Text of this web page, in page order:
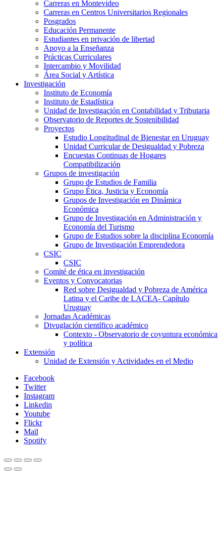
Carreras en Montevideo
Carreras en Centros Universitarios Regionales
Posgrados
Educación Permanente
Estudiantes en privación de libertad
Apoyo a la Enseñanza
Prácticas Curriculares
Intercambio y Movilidad
Área Social y Artística
Investigación
Instituto de Economía
Instituto de Estadística
Unidad de Investigación en Contabilidad y Tributaria
Observatorio de Reportes de Sostenibilidad
Proyectos
Estudio Longitudinal de Bienestar en Uruguay
Unidad Curricular de Desigualdad y Pobreza
Encuestas Continuas de Hogares
Compatibilización
Grupos de investigación
Grupo de Estudios de Familia
Grupo Ética, Justicia y Economía
Grupos de Investigación en Dinámica
Económica
Grupo de Investigación en Administración y
Economía del Turismo
Grupo de Estudios sobre la disciplina Economía
Grupo de Investigación Emprendedora
CSIC
CSIC
Comité de ética en investigación
Eventos y Convocatorias
Red sobre Desigualdad y Pobreza de América
Latina y el Caribe de LACEA- Capítulo
Uruguay
Jornadas Académicas
Divuglación científico académico
Contexto - Observatorio de coyuntura económica
y política
Extensión
Unidad de Extensión y Actividades en el Medio
Facebook
Twitter
Instagram
Linkedin
Youtube
Flickr
Mail
Spotify